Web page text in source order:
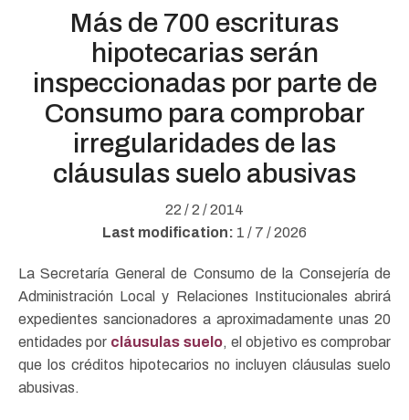
Más de 700 escrituras
hipotecarias serán
inspeccionadas por parte de
Consumo para comprobar
irregularidades de las
cláusulas suelo abusivas
22 / 2 / 2014
Last modification: 1 / 7 / 2026
La Secretaría General de Consumo de la Consejería de
Administración Local y Relaciones Institucionales abrirá
expedientes sancionadores a aproximadamente unas 20
entidades por cláusulas suelo, el objetivo es comprobar
que los créditos hipotecarios no incluyen cláusulas suelo
abusivas.